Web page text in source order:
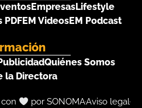
EmpresasLifestyle
PDFEM VideosEM Podcast
Quiénes Somos
la Directora
por SONOMAAviso legal